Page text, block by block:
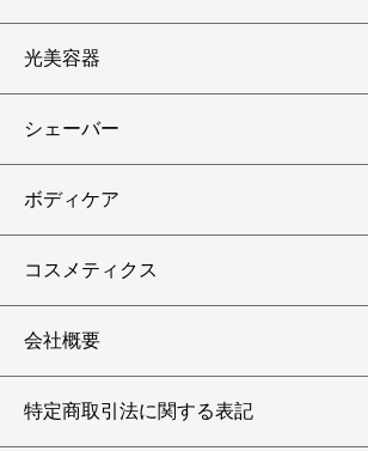
光美容器
シェーバー
ボディケア
コスメティクス
会社概要
特定商取引法に関する表記